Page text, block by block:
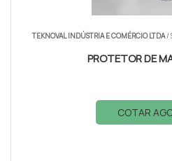
TEKNOVAL INDÚSTRIA E COMÉRCIO LTDA/
PROTETOR DE
COTAR